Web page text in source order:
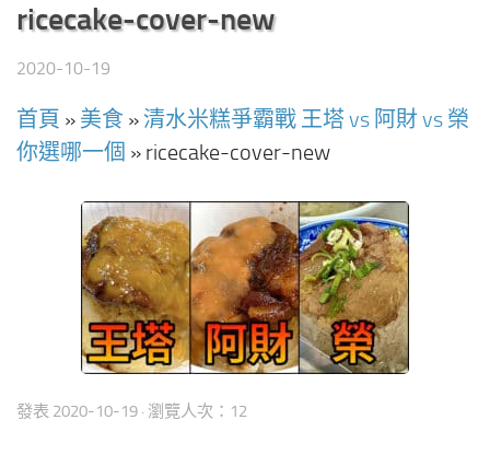
ricecake-cover-new
2020-10-19
首頁 » 美食 »清水米糕爭霸戰 王塔 vs 阿財 vs 榮
你選哪一個 » ricecake-cover-new
發表 2020-10-19 · 瀏覽人次：12